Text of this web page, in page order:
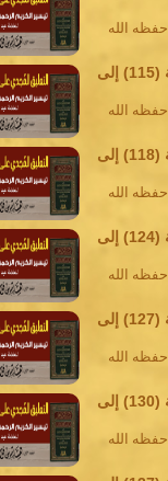
الله
تفسير السعدي || البقرة || من الآية (115) إلى
الله
تفسير السعدي || البقرة || من الآية (118) إلى
الله
تفسير السعدي || البقرة || من الآية (124) إلى
الله
تفسير السعدي || البقرة || من الآية (127) إلى
الله
تفسير السعدي || البقرة || من الآية (130) إلى
الله